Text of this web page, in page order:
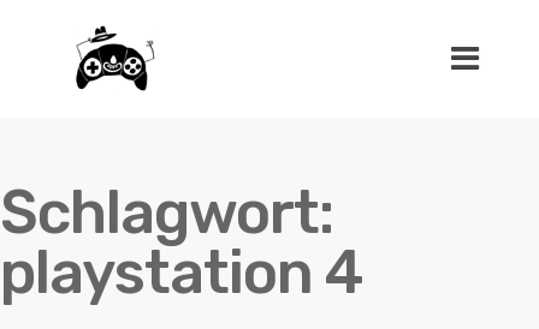
Schlagwort:
playstation 4